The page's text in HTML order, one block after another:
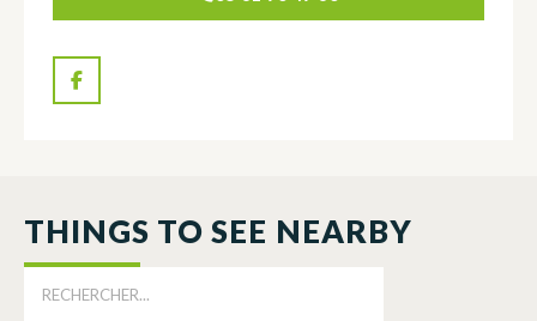
THINGS TO SEE NEARBY